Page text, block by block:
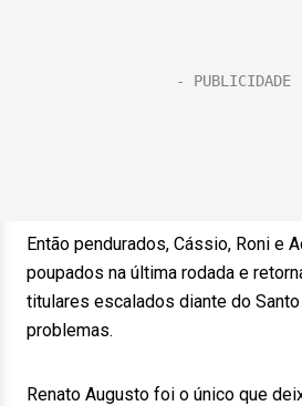
Então pendurados, Cássio, Roni e
poupados na última rodada e
titulares escalados diante do
problemas.
Renato Augusto foi o único que